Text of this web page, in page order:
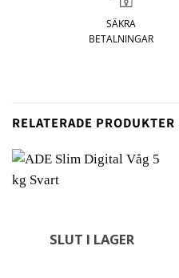
SÄKRA
BETALNINGAR
RELATERADE PRODUKTER
SLUT I LAGER